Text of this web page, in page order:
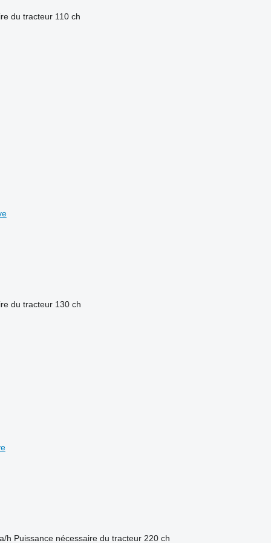
du tracteur 110 ch
du tracteur 130 ch
h Puissance nécessaire du tracteur 220 ch